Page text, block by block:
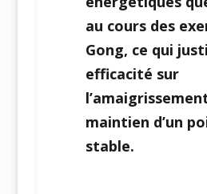
au cours des
Gong, ce qui
efficacité sur
maintien d’un
stable.